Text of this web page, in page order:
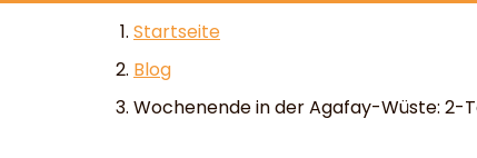
Skip to content
Startseite
Blog
Wochenende in der Agafay-Wüste: 2-